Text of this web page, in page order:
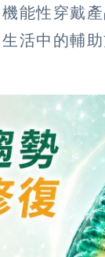
能性穿戴
活中的輔